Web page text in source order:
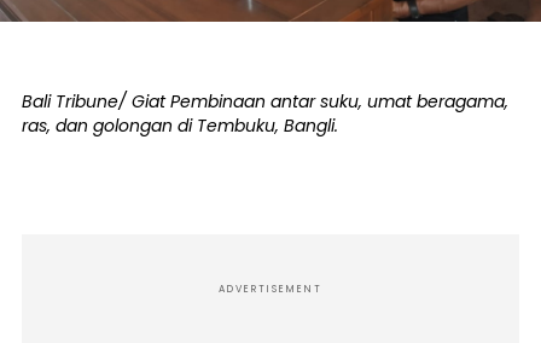
Bali Tribune/ Giat Pembinaan antar suku, umat beragama,
ras, dan golongan di Tembuku, Bangli.
ADVERTISEMENT